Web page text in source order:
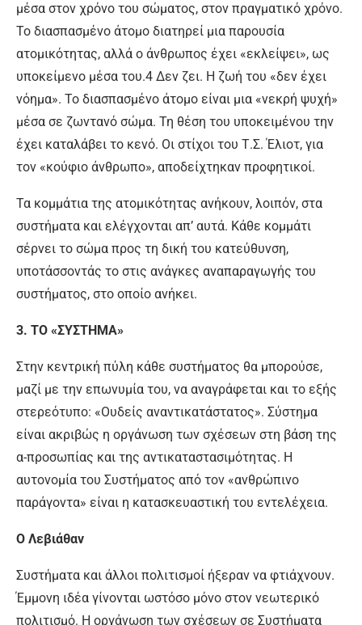
μέσα στον χρόνο του σώματος, στον πραγματικό χρόνο.
Το διασπασμένο άτομο διατηρεί μια παρουσία
ατομικότητας, αλλά ο άνθρωπος έχει «εκλείψει», ως
υποκείμενο μέσα του.4 Δεν ζει. Η ζωή του «δεν έχει
νόημα». Το διασπασμένο άτομο είναι μια «νεκρή ψυχή»
μέσα σε ζωντανό σώμα. Τη θέση του υποκειμένου την
έχει καταλάβει το κενό. Οι στίχοι του Τ.Σ. Έλιοτ, για
τον «κούφιο άνθρωπο», αποδείχτηκαν προφητικοί.
Τα κομμάτια της ατομικότητας ανήκουν, λοιπόν, στα
συστήματα και ελέγχονται απ’ αυτά. Κάθε κομμάτι
σέρνει το σώμα προς τη δική του κατεύθυνση,
υποτάσσοντάς το στις ανάγκες αναπαραγωγής του
συστήματος, στο οποίο ανήκει.
3. ΤΟ «ΣΥΣΤΗΜΑ»
Στην κεντρική πύλη κάθε συστήματος θα μπορούσε,
μαζί με την επωνυμία του, να αναγράφεται και το εξής
στερεότυπο: «Ουδείς αναντικατάστατος». Σύστημα
είναι ακριβώς η οργάνωση των σχέσεων στη βάση της
α-προσωπίας και της αντικαταστασιμότητας. Η
αυτονομία του Συστήματος από τον «ανθρώπινο
παράγοντα» είναι η κατασκευαστική του εντελέχεια.
Ο Λεβιάθαν
Συστήματα και άλλοι πολιτισμοί ήξεραν να φτιάχνουν.
Έμμονη ιδέα γίνονται ωστόσο μόνο στον νεωτερικό
πολιτισμό. Η οργάνωση των σχέσεων σε Συστήματα